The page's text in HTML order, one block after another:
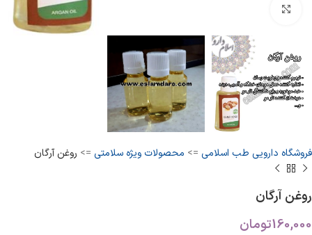
فروشگاه دارویی طب اسلامی => محصولات ویژه سلامتی => روغن آرگان
روغن آرگان
160,000تومان